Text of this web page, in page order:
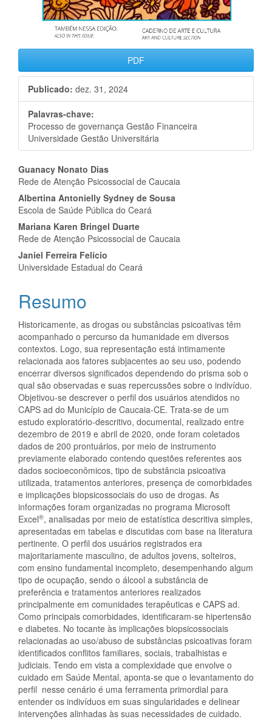
PDF
Publicado: dez. 31, 2024
Palavras-chave:
Processo de governança Gestão Financeira
Universidade Gestão Universitária
Conteúdo
do
artigo
principal
Guanacy Nonato Dias
Rede de Atenção Psicossocial de Caucaia
Albertina Antonielly Sydney de Sousa
Escola de Saúde Pública do Ceará
Mariana Karen Bringel Duarte
Rede de Atenção Psicossocial de Caucaia
Janiel Ferreira Felício
Universidade Estadual do Ceará
Resumo
Historicamente, as drogas ou substâncias psicoativas têm
acompanhado o percurso da humanidade em diversos
contextos. Logo, sua representação está intimamente
relacionada aos fatores subjacentes ao seu uso, podendo
encerrar diversos significados dependendo do prisma sob o
qual são observadas e suas repercussões sobre o indivíduo.
Objetivou-se descrever o perfil dos usuários atendidos no
CAPS ad do Município de Caucaia-CE. Trata-se de um
estudo exploratório-descritivo, documental, realizado entre
dezembro de 2019 e abril de 2020, onde foram coletados
dados de 200 prontuários, por meio de instrumento
previamente elaborado contendo questões referentes aos
dados socioeconômicos, tipo de substância psicoativa
utilizada, tratamentos anteriores, presença de comorbidades
e implicações biopsicossociais do uso de drogas. As
informações foram organizadas no programa Microsoft
Excel®, analisadas por meio de estatística descritiva simples,
apresentadas em tabelas e discutidas com base na literatura
pertinente. O perfil dos usuários registrados era
majoritariamente masculino, de adultos jovens, solteiros,
com ensino fundamental incompleto, desempenhando algum
tipo de ocupação, sendo o álcool a substância de
preferência e tratamentos anteriores realizados
principalmente em comunidades terapêuticas e CAPS ad.
Como principais comorbidades, identificaram-se hipertensão
e diabetes. No tocante às implicações biopsicossociais
relacionadas ao uso/abuso de substâncias psicoativas foram
identificados conflitos familiares, sociais, trabalhistas e
judiciais. Tendo em vista a complexidade que envolve o
cuidado em Saúde Mental, aponta-se que o levantamento do
perfil nesse cenário é uma ferramenta primordial para
entender os indivíduos em suas singularidades e delinear
intervenções alinhadas às suas necessidades de cuidado.